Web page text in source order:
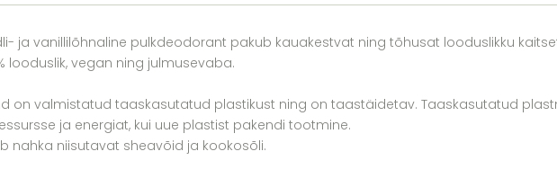
ja vanillilõhnaline pulkdeodorant pakub kauakestvat ning tõhusat looduslikku
looduslik, vegan ning julmusevaba.
on valmistatud taaskasutatud plastikust ning on taastäidetav. Taaskasutatud
ja energiat, kui uue plastist pakendi tootmine.
nahka niisutavat sheavõid ja kookosõli.